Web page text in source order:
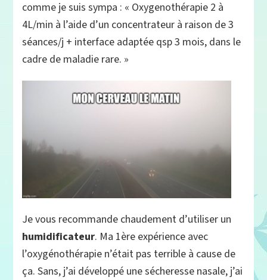
comme je suis sympa : « Oxygenothérapie 2 à
4L/min à l’aide d’un concentrateur à raison de 3
séances/j + interface adaptée qsp 3 mois, dans le
cadre de maladie rare. »
Je vous recommande chaudement d’utiliser un
humidificateur. Ma 1ère expérience avec
l’oxygénothérapie n’était pas terrible à cause de
ça. Sans, j’ai développé une sécheresse nasale, j’ai